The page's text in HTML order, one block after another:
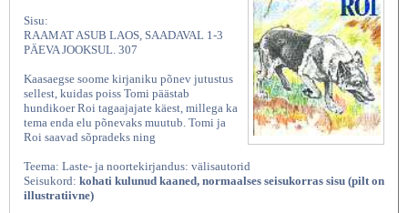
Sisu:
RAAMAT ASUB LAOS, SAADAVAL 1-3
PÄEVA JOOKSUL. 307
Kaasaegse soome kirjaniku põnev jutustus
sellest, kuidas poiss Tomi päästab
hundikoer Roi tagaajajate käest, millega ka
tema enda elu põnevaks muutub. Tomi ja
Roi saavad sõpradeks ning
Teema: Laste- ja noortekirjandus: välisautorid
Seisukord: kohati kulunud kaaned, normaalses seisukorras sisu (pilt on
illustratiivne)